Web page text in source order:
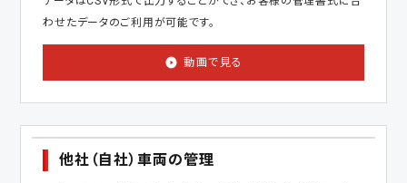
わせたデータのご利用が可能です。
動画で見る
他社（自社）車両の管理